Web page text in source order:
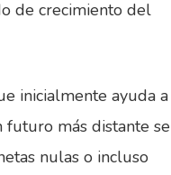
de crecimiento del
inicialmente ayuda a
futuro más distante se
nulas o incluso